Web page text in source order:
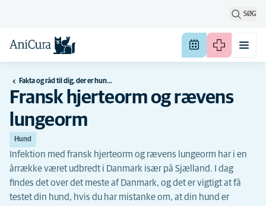
SØG
Fakta og råd til dig, der er hundeejer
Fransk hjerteorm og rævens
lungeorm
Hund
Infektion med fransk hjerteorm og rævens lungeorm har i en
årrække været udbredt i Danmark især på Sjælland. I dag
findes det over det meste af Danmark, og det er vigtigt at få
testet din hund, hvis du har mistanke om, at din hund er